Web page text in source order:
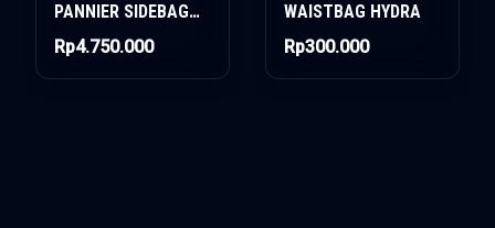
PANNIER SIDEBAG
MJX2009 20L
Rp4.750.000
WAISTBAG HYDRA
Rp300.000